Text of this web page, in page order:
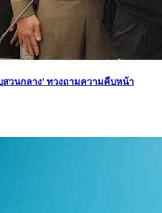
วนกลาง' ทวงถามความคืบหน้า